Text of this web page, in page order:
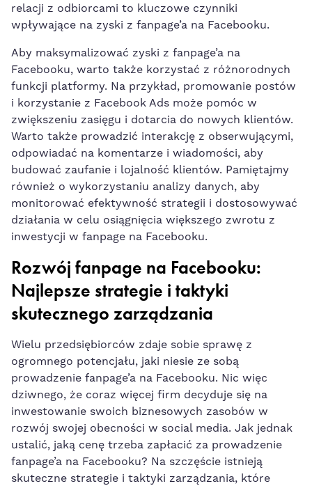
relacji z odbiorcami to⁣ kluczowe czynniki
wpływające na zyski z fanpage’a na Facebooku.
Aby maksymalizować zyski z fanpage’a na
Facebooku, warto także korzystać z różnorodnych
funkcji platformy. Na przykład, promowanie postów
i korzystanie z Facebook⁤ Ads może pomóc w
zwiększeniu zasięgu i dotarcia do nowych klientów.
Warto także prowadzić ⁣interakcję z obserwującymi,
odpowiadać na komentarze i wiadomości, aby
budować zaufanie i lojalność klientów. Pamiętajmy
również o wykorzystaniu analizy danych, aby
monitorować efektywność⁤ strategii i dostosowywać
działania w celu ⁤osiągnięcia większego ⁣zwrotu z
inwestycji w fanpage ⁤na Facebooku.
Rozwój fanpage na Facebooku:
Najlepsze strategie i taktyki
skutecznego zarządzania
Wielu przedsiębiorców zdaje sobie sprawę ⁣z
ogromnego potencjału, jaki niesie ze sobą
‌prowadzenie fanpage’a na Facebooku. Nic więc
dziwnego, że coraz więcej firm decyduje się na
inwestowanie swoich biznesowych zasobów w‌
rozwój swojej obecności w social media. Jak jednak
ustalić, jaką cenę trzeba zapłacić za prowadzenie
fanpage’a na Facebooku? Na szczęście istnieją
skuteczne strategie i taktyki zarządzania, które